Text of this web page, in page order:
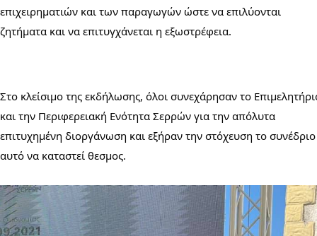
επιχειρηματιών και των παραγωγών ώστε να επιλύονται
ζητήματα και να επιτυγχάνεται η εξωστρέφεια.
Στο κλείσιμο της εκδήλωσης, όλοι συνεχάρησαν το
και την Περιφερειακή Ενότητα Σερρών για την απόλυτα
επιτυχημένη διοργάνωση και εξήραν την στόχευση το συνέδριο
αυτό να καταστεί θεσμος.